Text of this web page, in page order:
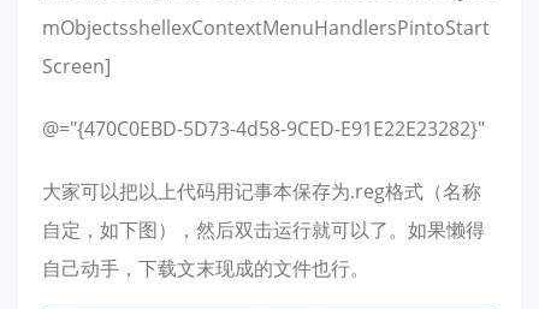
mObjectsshellexContextMenuHandlersPintoStart
Screen]
@="{470C0EBD-5D73-4d58-9CED-E91E22E23282}"
大家可以把以上代码用记事本保存为.reg格式（名称
自定，如下图），然后双击运行就可以了。如果懒得
自己动手，下载文末现成的文件也行。